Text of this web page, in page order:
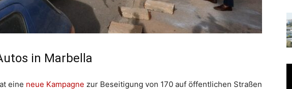
in Marbella
eine neue Kampagne zur Beseitigung von 170 auf öffentlichen Straßen